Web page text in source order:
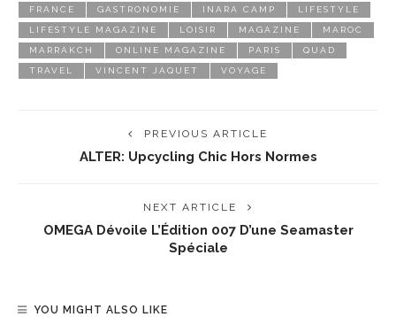
FRANCE GASTRONOMIE INARA CAMP LIFESTYLE
LIFESTYLE MAGAZINE LOISIR MAGAZINE MAROC
MARRAKCH ONLINE MAGAZINE PARIS QUAD
TRAVEL VINCENT JAQUET VOYAGE
PREVIOUS ARTICLE
ALTER: Upcycling Chic Hors Normes
NEXT ARTICLE
OMEGA Dévoile L’Édition 007 D’une Seamaster
Spéciale
YOU MIGHT ALSO LIKE